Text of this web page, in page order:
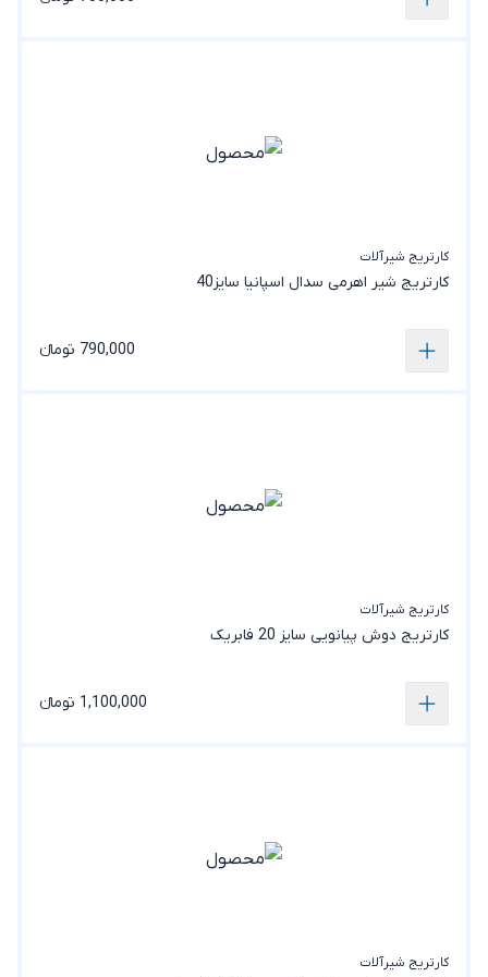
کارتریج شیرآلات
کارتریج شیر اهرمی سدال اسپانیا سایز40
790,000 تومانء
کارتریج شیرآلات
کارتریج دوش پیانویی سایز 20 فابریک
1,100,000 تومانء
کارتریج شیرآلات